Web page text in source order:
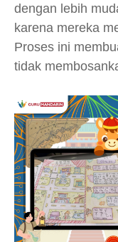
dengan lebih
karena mereka
Proses ini
tidak